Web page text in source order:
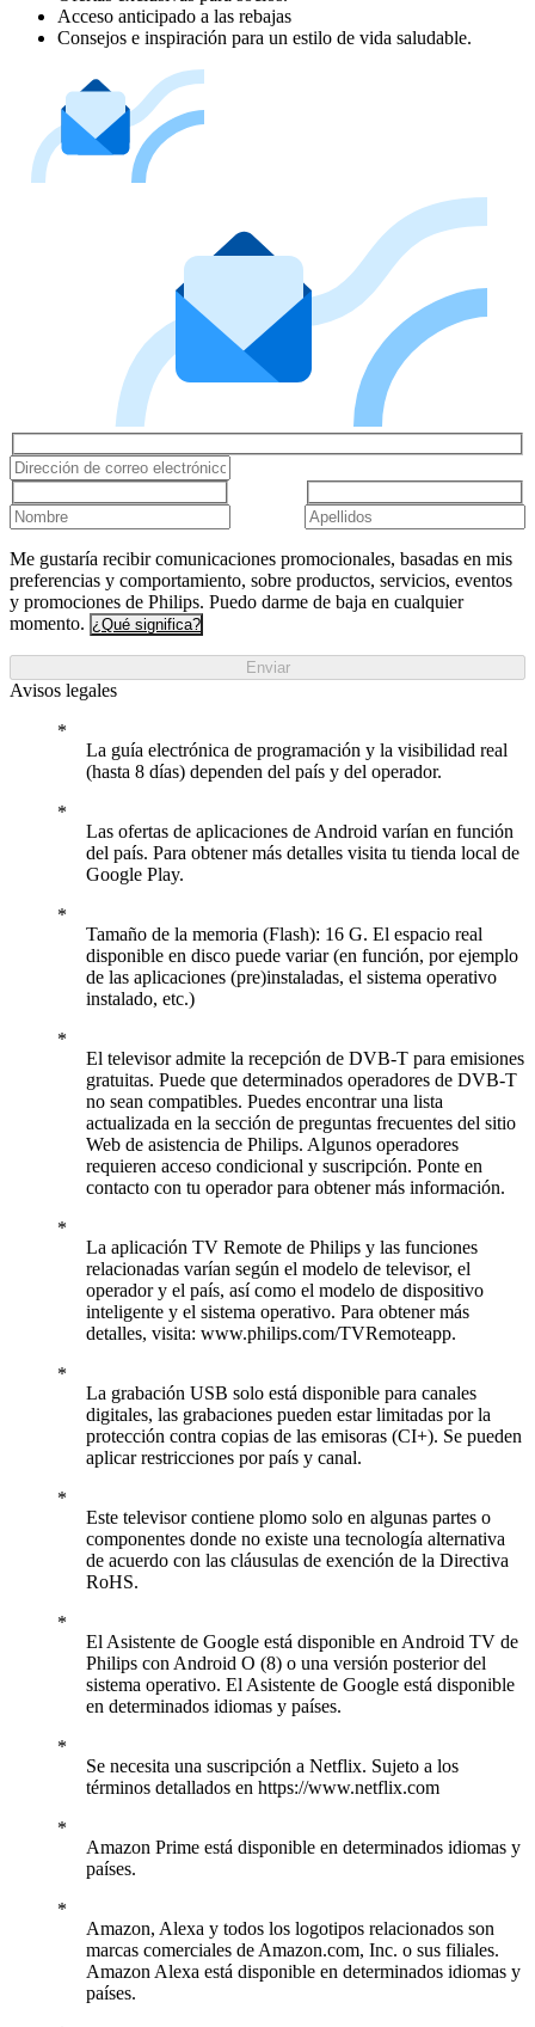
Acceso anticipado a las rebajas
Consejos e inspiración para un estilo de vida saludable.
Me gustaría recibir comunicaciones promocionales, basadas en mis
preferencias y comportamiento, sobre productos, servicios, eventos
y promociones de Philips. Puedo darme de baja en cualquier
momento. ¿Qué significa?
Enviar
Avisos legales
La guía electrónica de programación y la visibilidad real
(hasta 8 días) dependen del país y del operador.
Las ofertas de aplicaciones de Android varían en función
del país. Para obtener más detalles visita tu tienda local de
Google Play.
Tamaño de la memoria (Flash): 16 G. El espacio real
disponible en disco puede variar (en función, por ejemplo
de las aplicaciones (pre)instaladas, el sistema operativo
instalado, etc.)
El televisor admite la recepción de DVB-T para emisiones
gratuitas. Puede que determinados operadores de DVB-T
no sean compatibles. Puedes encontrar una lista
actualizada en la sección de preguntas frecuentes del sitio
Web de asistencia de Philips. Algunos operadores
requieren acceso condicional y suscripción. Ponte en
contacto con tu operador para obtener más información.
La aplicación TV Remote de Philips y las funciones
relacionadas varían según el modelo de televisor, el
operador y el país, así como el modelo de dispositivo
inteligente y el sistema operativo. Para obtener más
detalles, visita: www.philips.com/TVRemoteapp.
La grabación USB solo está disponible para canales
digitales, las grabaciones pueden estar limitadas por la
protección contra copias de las emisoras (CI+). Se pueden
aplicar restricciones por país y canal.
Este televisor contiene plomo solo en algunas partes o
componentes donde no existe una tecnología alternativa
de acuerdo con las cláusulas de exención de la Directiva
RoHS.
El Asistente de Google está disponible en Android TV de
Philips con Android O (8) o una versión posterior del
sistema operativo. El Asistente de Google está disponible
en determinados idiomas y países.
Se necesita una suscripción a Netflix. Sujeto a los
términos detallados en https://www.netflix.com
Amazon Prime está disponible en determinados idiomas y
países.
Amazon, Alexa y todos los logotipos relacionados son
marcas comerciales de Amazon.com, Inc. o sus filiales.
Amazon Alexa está disponible en determinados idiomas y
países.